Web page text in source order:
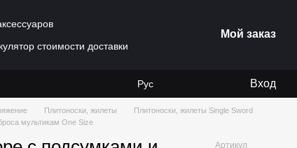
стоимости доставки
Мой заказ
Рус Вход
Плитоноски, жилеты
Плитоноски, жилеты Single Sword
мультикам One Size
Артикул